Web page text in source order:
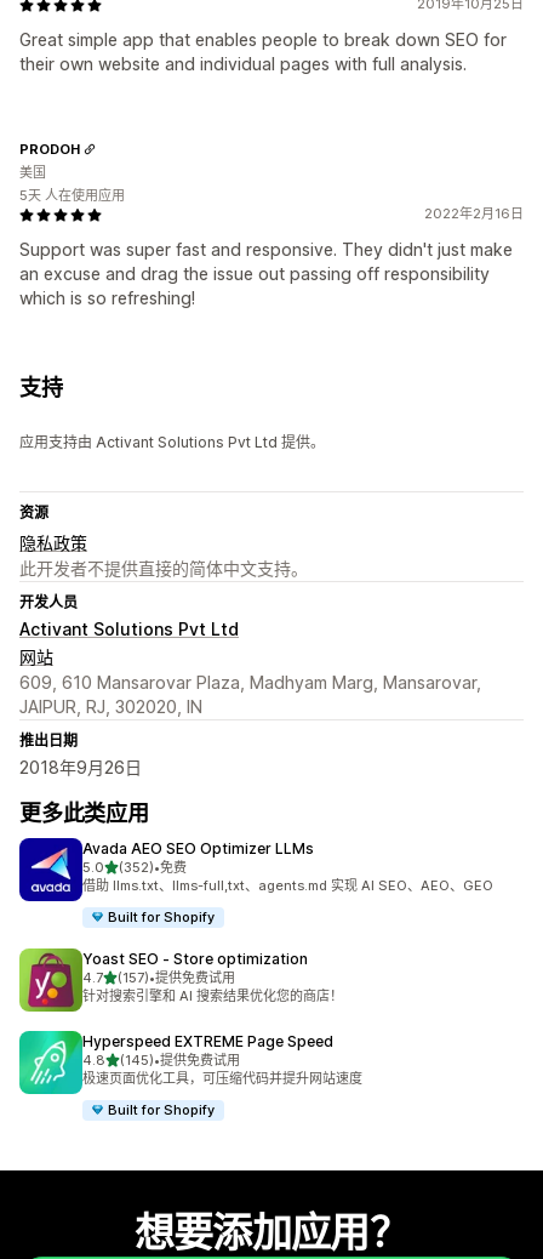
2019年10月25日
Great simple app that enables people to break down SEO for
their own website and individual pages with full analysis.
2022年2月16日
Support was super fast and responsive. They didn't just make
an excuse and drag the issue out passing off responsibility
which is so refreshing!
PRODOH
美国
5天 人在使用应用
支持
应用支持由 Activant Solutions Pvt Ltd 提供。
资源
隐私政策
此开发者不提供直接的简体中文支持。
开发人员
Activant Solutions Pvt Ltd
网站
609, 610 Mansarovar Plaza, Madhyam Marg, Mansarovar,
JAIPUR, RJ, 302020, IN
推出日期
2018年9月26日
更多此类应用
Avada AEO SEO Optimizer LLMs
5.0星（满分 5 星）
(352)
总共 352 条评论
•免费
借助 llms.txt、llms-full,txt、agents.md 实现 AI SEO、AEO、GEO
Built for Shopify
Yoast SEO ‑ Store optimization
4.7星（满分 5 星）
(157)
总共 157 条评论
•提供免费试用
针对搜索引擎和 AI 搜索结果优化您的商店！
Hyperspeed EXTREME Page Speed
4.8星（满分 5 星）
(145)
总共 145 条评论
•提供免费试用
极速页面优化工具，可压缩代码并提升网站速度
Built for Shopify
想要添加应用？